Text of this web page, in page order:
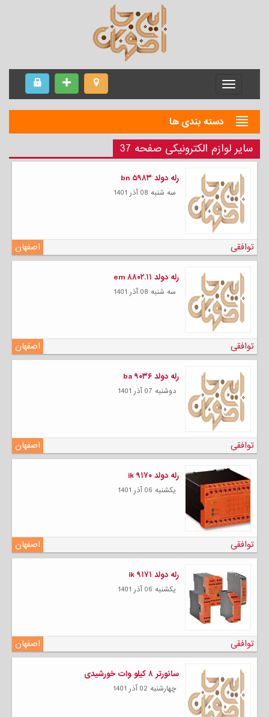
Menu
دسته بندی ها
سایر لوازم الکترونیکی صفحه 37
رله دولد bn ۵۹۸۳
سه شنبه 08 آذر 1401
اصفهان توافقی
رله دولد em ۸۸۰۲.۱۱
سه شنبه 08 آذر 1401
اصفهان توافقی
رله دولد ba ۹۰۳۶
دوشنبه 07 آذر 1401
اصفهان توافقی
رله دولد ik ۹۱۷۰
يكشنبه 06 آذر 1401
اصفهان توافقی
رله دولد ik ۹۱۷۱
يكشنبه 06 آذر 1401
اصفهان توافقی
سانورتر ۸ کیلو وات خورشیدی
چهارشنبه 02 آذر 1401